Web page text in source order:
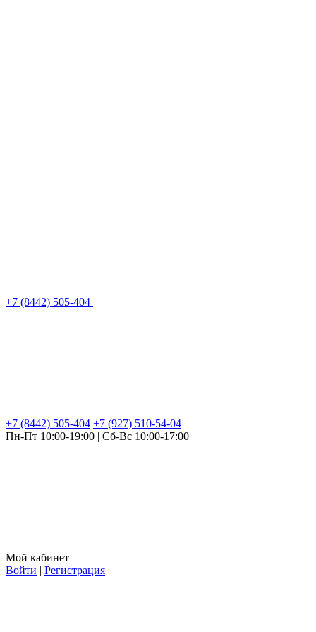
+7 (8442) 505-404
+7 (8442) 505-404 +7 (927) 510-54-04
Пн-Пт 10:00-19:00 | Сб-Вс 10:00-17:00
Мой кабинет
Войти | Регистрация